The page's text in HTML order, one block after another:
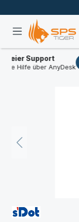
Support
Hilfe über AnyDesk